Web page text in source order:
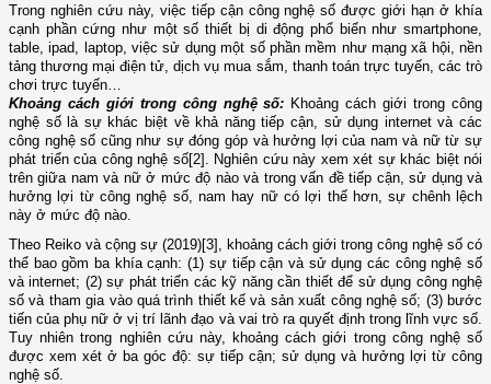
Trong nghiên cứu này, việc tiếp cận công nghệ số được giới hạn ở khía
cạnh phần cứng như một số thiết bị di động phổ biến như smartphone,
table, ipad, laptop, việc sử dụng một số phần mềm như mạng xã hội, nền
tảng thương mại điện tử, dịch vụ mua sắm, thanh toán trực tuyến, các trò
chơi trực tuyến…
Khoảng cách giới trong công nghệ số: Khoảng cách giới trong công
nghệ số là sự khác biệt về khả năng tiếp cận, sử dụng internet và các
công nghệ số cũng như sự đóng góp và hưởng lợicủa nam và nữtừ sự
phát triển của công nghệ số[2] . Nghiên cứu này xem xét sự khác biệt nói
trên giữa nam và nữ ở mức độ nào và trong vấn đề tiếp cận, sử dụng và
hưởng lợi từ công nghệ số, nam hay nữ có lợi thế hơn, sự chênh lệch
này ở mức độ nào.
Theo Reiko và cộng sự (2019)[3] , khoảng cách giới trong công nghệ số có
thể bao gồm ba khía cạnh: (1) sự tiếp cận và sử dụng các công nghệ số
và internet; (2) sự phát triển các kỹ năng cần thiết để sử dụng công nghệ
số và tham gia vào quá trình thiết kế và sản xuất công nghệ số; (3) bước
tiến của phụ nữ ở vị trí lãnh đạo và vai trò ra quyết định trong lĩnh vực số.
Tuy nhiên trong nghiên cứu này, khoảng cách giới trong công nghệ số
được xem xét ở ba góc độ: sự tiếp cận; sử dụng và hưởng lợi từ công
nghệ số.